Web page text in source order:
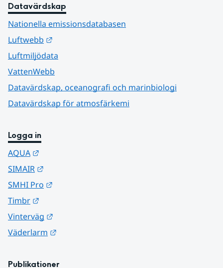
Datavärdskap
Nationella emissionsdatabasen
Luftwebb
Luftmiljödata
VattenWebb
Datavärdskap, oceanografi och marinbiologi
Datavärdskap för atmosfärkemi
Logga in
AQUA
SIMAIR
SMHI Pro
Timbr
Vinterväg
Väderlarm
Publikationer